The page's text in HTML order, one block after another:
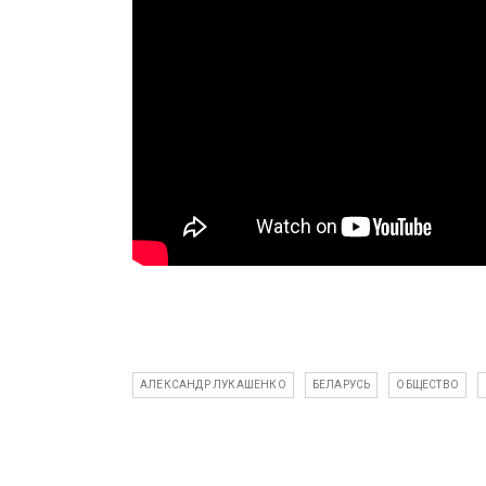
АЛЕКСАНДР ЛУКАШЕНКО БЕЛАРУСЬ ОБЩЕСТВО